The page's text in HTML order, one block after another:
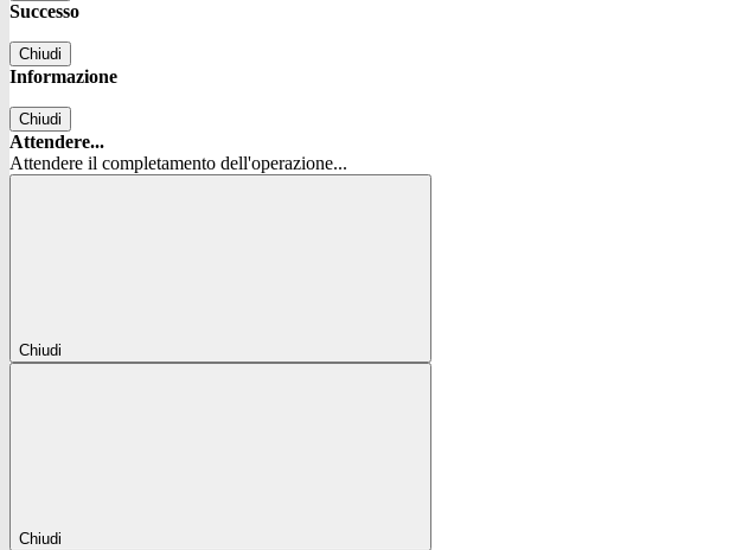
Successo
Chiudi
Informazione
Chiudi
Attendere...
Attendere il completamento dell'operazione...
Chiudi
Chiudi